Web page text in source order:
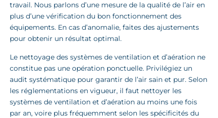
travail. Nous parlons d’une mesure de la qualité de l’air en
plus d’une vérification du bon fonctionnement des
équipements. En cas d’anomalie, faites des ajustements
pour obtenir un résultat optimal.
Le nettoyage des systèmes de ventilation et d’aération ne
constitue pas une opération ponctuelle. Privilégiez un
audit systématique pour garantir de l’air sain et pur. Selon
les réglementations en vigueur, il faut nettoyer les
systèmes de ventilation et d’aération au moins une fois
par an, voire plus fréquemment selon les spécificités du